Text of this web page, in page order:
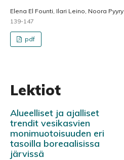
Elena El Founti, Ilari Leino, Noora Pyyry
139-147
pdf
Lektiot
Alueelliset ja ajalliset
trendit vesikasvien
monimuotoisuuden eri
tasoilla boreaalisissa
järvissä